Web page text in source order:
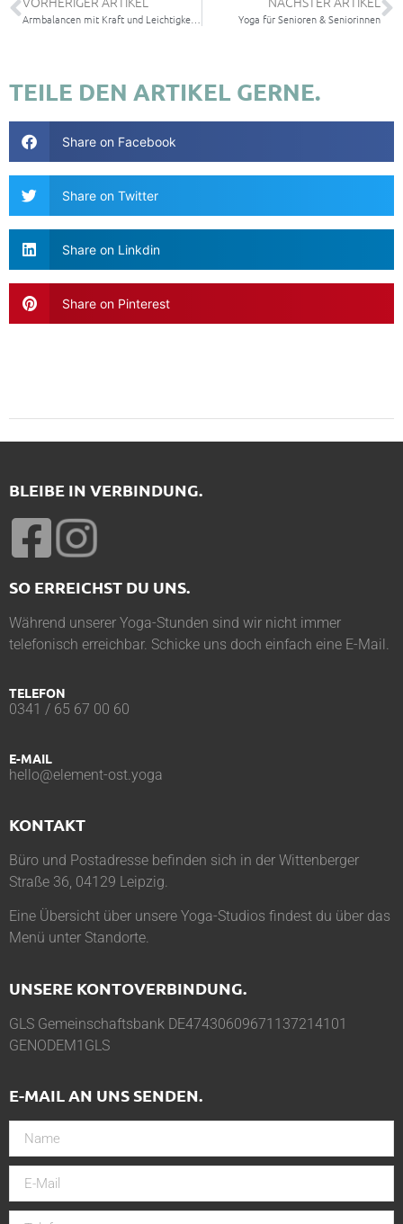
Yoga für Senioren & Seniorinnen
TEILE DEN ARTIKEL GERNE.
Share on Facebook
Share on Twitter
Share on Linkdin
Share on Pinterest
BLEIBE IN VERBINDUNG.
SO ERREICHST DU UNS.
Während unserer Yoga-Stunden sind wir nicht immer
telefonisch erreichbar. Schicke uns doch einfach eine E-Mail.
TELEFON
0341 / 65 67 00 60
E-MAIL
hello@element-ost.yoga
KONTAKT
Büro und Postadresse befinden sich in der Wittenberger
Straße 36, 04129 Leipzig.
Eine Übersicht über unsere Yoga-Studios findest du über das
Menü unter Standorte.
UNSERE KONTOVERBINDUNG.
GLS Gemeinschaftsbank DE47430609671137214101
GENODEM1GLS
E-MAIL AN UNS SENDEN.